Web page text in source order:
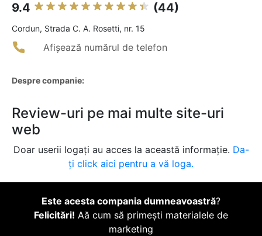
9.4 (44)
Cordun, Strada C. A. Rosetti, nr. 15
Afișează numărul de telefon
Despre companie:
Review-uri pe mai multe site-uri
web
Doar userii logați au acces la această informație. Da-
ți click aici pentru a vă loga.
Este acesta compania dumneavoastră?
Felicitări! Aă cum să primești materialele de
marketing